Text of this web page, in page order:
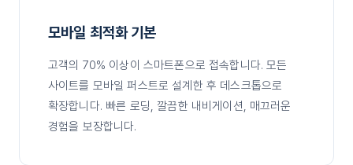
모바일 최적화 기본
고객의 70% 이상이 스마트폰으로 접속합니다. 모든
사이트를 모바일 퍼스트로 설계한 후 데스크톱으로
확장합니다. 빠른 로딩, 깔끔한 내비게이션, 매끄러운
경험을 보장합니다.